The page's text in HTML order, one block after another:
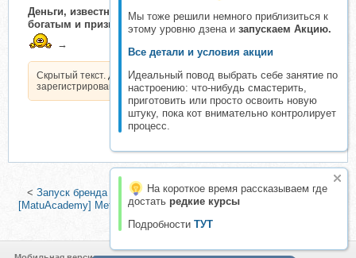
Мы тоже решили немного приблизиться к
этому уровню дзена и запускаем Акцию.
Все детали и условия акции
Идеальный повод выбрать себе занятие по
настроению: что-нибудь смастерить,
приготовить или просто освоить новую
штуку, пока кот внимательно контролирует
процесс.
На короткое время рассказываем где
достать редкие курсы
Подробности ТУТ
Деньги, известность, проявленность: как стать очень
богатым и признанным
→
Скрытый текст. Доступен только
зарегистрированным пользователям.
< Запуск бренда одежды. Пакет Продвинутый (Антон Гуреев)|
[MatuAcademy] Метод Matu. Тариф Я только посмотреть (Татьяна
Матюшина)>